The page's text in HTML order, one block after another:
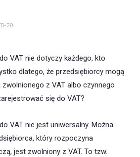
28
VAT nie dotyczy każdego, kto
dlatego, że przedsiębiorcy mogą
z VAT albo czynnego
się do VAT?
VAT nie jest uniwersalny. Można
który rozpoczyna
jest zwolniony z VAT. To tzw.